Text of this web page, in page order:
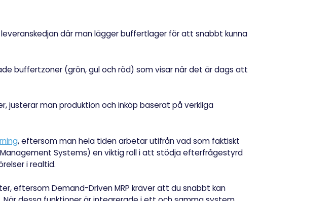
där man lägger buffertlager för att snabbt kunna
buffertzoner (grön, gul och röd) som visar när det är dags att
justerar man produktion och inköp baserat på verkliga
, eftersom man hela tiden arbetar utifrån vad som faktiskt
Systems) en viktig roll i att stödja efterfrågestyrd
i realtid.
eftersom Demand-Driven MRP kräver att du snabbt kan